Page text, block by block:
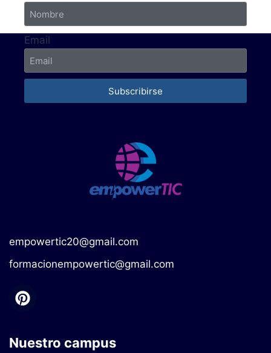
Email
Subscribirse
empowertic20@gmail.com
formacionempowertic@gmail.com
Nuestro campus